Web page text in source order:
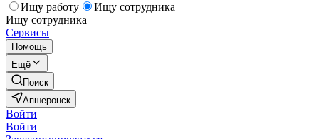
Ищу работу
Ищу сотрудника
Ищу сотрудника
Сервисы
Помощь
Ещё
Поиск
Апшеронск
Войти
Войти